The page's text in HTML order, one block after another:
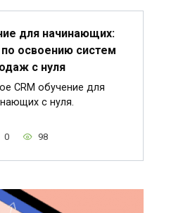
для начинающих:
освоению систем
с нуля
CRM обучение для
с нуля.
0 98